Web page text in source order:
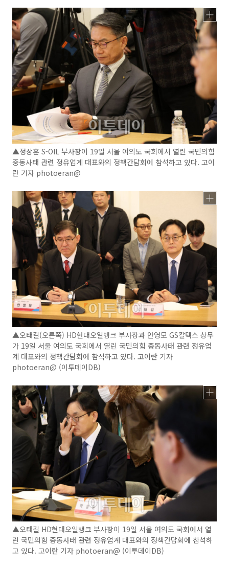
▲정상훈 S-OIL 부사장이 19일 서울 여의도 국회에서 열린 국민의힘
중동사태 관련 정유업계 대표와의 정책간담회에 참석하고 있다. 고이
란 기자 photoeran@
▲오태길(오른쪽) HD현대오일뱅크 부사장과 안영모 GS칼텍스 상무
가 19일 서울 여의도 국회에서 열린 국민의힘 중동사태 관련 정유업
계 대표와의 정책간담회에 참석하고 있다. 고이란 기자
photoeran@ (이투데이DB)
▲오태길 HD현대오일뱅크 부사장이 19일 서울 여의도 국회에서 열
린 국민의힘 중동사태 관련 정유업계 대표와의 정책간담회에 참석하
고 있다. 고이란 기자 photoeran@ (이투데이DB)